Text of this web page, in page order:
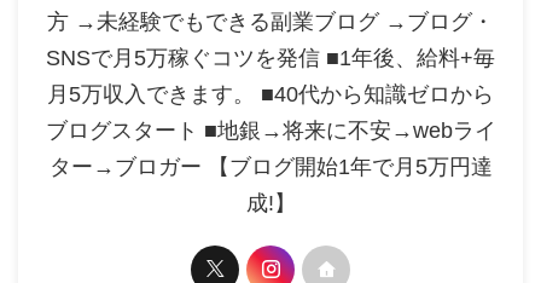
方 →未経験でもできる副業ブログ →ブログ・
SNSで月5万稼ぐコツを発信 ■1年後、給料+毎
月5万収入できます。 ■40代から知識ゼロから
ブログスタート ■地銀→将来に不安→webライ
ター→ブロガー 【ブログ開始1年で月5万円達
成!】